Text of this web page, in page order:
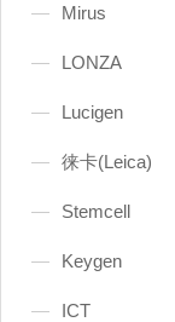
Mirus
LONZA
Lucigen
徕卡(Leica)
Stemcell
Keygen
ICT